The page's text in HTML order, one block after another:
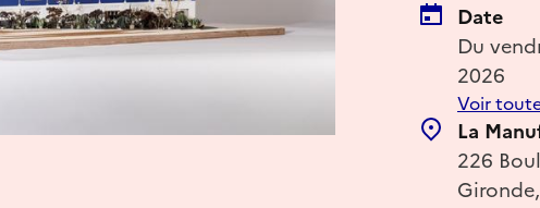
Date
Du
2026
Voir
La
226